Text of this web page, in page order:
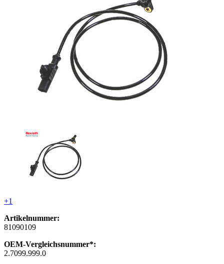
+1
Artikelnummer:
81090109
OEM-Vergleichsnummer*:
2.7099.999.0